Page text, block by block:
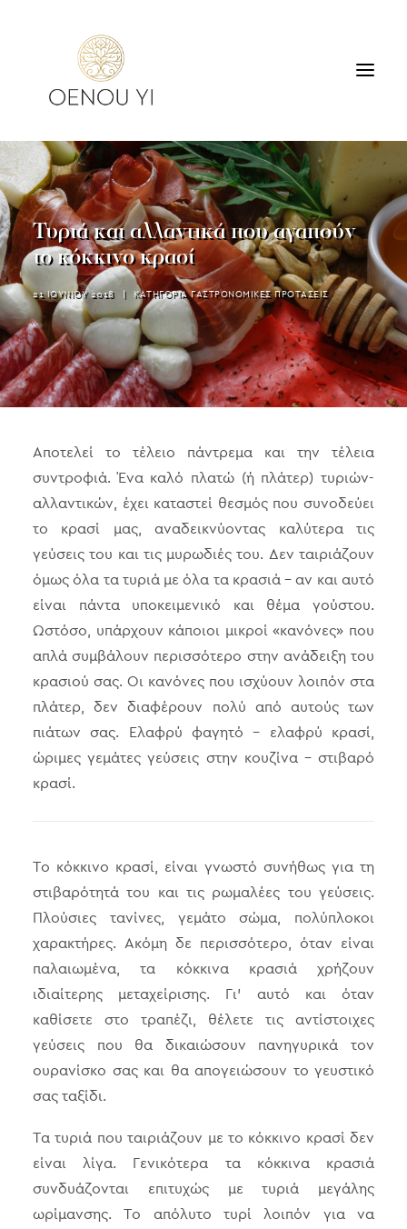
ΟΙΝΟΠΟΙΕΙΟ
ΠΡΟΪΟΝΤΑ
ΠΕΡΙΗΓΗΣΕΙΣ & ΓΕΥΣΙΓΝΩΣΙΑ
ΔΙΑΜΟΝΗ
ΕΠΙΚΟΙΝΩΝΙΑ
SEARCH
Τυριά και αλλαντικά που αγαπούν
το κόκκινο κρασί
21 ΙΟΥΝΙΟΥ 2018 | ΚΑΤΗΓΟΡΙΑΓΑΣΤΡΟΝΟΜΙΚΕΣ ΠΡΟΤΑΣΕΙΣ
Αποτελεί το τέλειο πάντρεμα και την τέλεια
συντροφιά. Ένα καλό πλατώ (ή πλάτερ) τυριών-
αλλαντικών, έχει καταστεί θεσμός που συνοδεύει
το κρασί μας, αναδεικνύοντας καλύτερα τις
γεύσεις του και τις μυρωδιές του. Δεν ταιριάζουν
όμως όλα τα τυριά με όλα τα κρασιά – αν και αυτό
είναι πάντα υποκειμενικό και θέμα γούστου.
Ωστόσο, υπάρχουν κάποιοι μικροί «κανόνες» που
απλά συμβάλουν περισσότερο στην ανάδειξη του
κρασιού σας. Οι κανόνες που ισχύουν λοιπόν στα
πλάτερ, δεν διαφέρουν πολύ από αυτούς των
πιάτων σας. Ελαφρύ φαγητό – ελαφρύ κρασί,
ώριμες γεμάτες γεύσεις στην κουζίνα – στιβαρό
κρασί.
Το κόκκινο κρασί, είναι γνωστό συνήθως για τη
στιβαρότητά του και τις ρωμαλέες του γεύσεις.
Πλούσιες τανίνες, γεμάτο σώμα, πολύπλοκοι
χαρακτήρες. Ακόμη δε περισσότερο, όταν είναι
παλαιωμένα, τα κόκκινα κρασιά χρήζουν
ιδιαίτερης μεταχείρισης. Γι’ αυτό και όταν
καθίσετε στο τραπέζι, θέλετε τις αντίστοιχες
γεύσεις που θα δικαιώσουν πανηγυρικά τον
ουρανίσκο σας και θα απογειώσουν το γευστικό
σας ταξίδι.
Τα τυριά που ταιριάζουν με το κόκκινο κρασί δεν
είναι λίγα. Γενικότερα τα κόκκινα κρασιά
συνδυάζονται επιτυχώς με τυριά μεγάλης
ωρίμανσης. Το απόλυτο τυρί λοιπόν για να